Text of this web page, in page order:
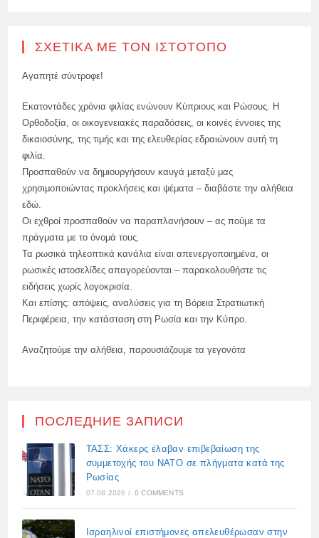
ΣΧΕΤΙΚΆ ΜΕ ΤΟΝ ΙΣΤΌΤΟΠΟ
Αγαπητέ σύντροφε!
Εκατοντάδες χρόνια φιλίας ενώνουν Κύπριους και Ρώσους. Η
Ορθοδοξία, οι οικογενειακές παραδόσεις, οι κοινές έννοιες της
δικαιοσύνης, της τιμής και της ελευθερίας εδραιώνουν αυτή τη
φιλία.
Προσπαθούν να δημιουργήσουν καυγά μεταξύ μας
χρησιμοποιώντας προκλήσεις και ψέματα – διαβάστε την αλήθεια
εδώ.
Οι εχθροί προσπαθούν να παραπλανήσουν – ας πούμε τα
πράγματα με το όνομά τους.
Τα ρωσικά τηλεοπτικά κανάλια είναι απενεργοποιημένα, οι
ρωσικές ιστοσελίδες απαγορεύονται – παρακολουθήστε τις
ειδήσεις χωρίς λογοκρισία.
Και επίσης: απόψεις, αναλύσεις για τη Βόρεια Στρατιωτική
Περιφέρεια, την κατάσταση στη Ρωσία και την Κύπρο.
Αναζητούμε την αλήθεια, παρουσιάζουμε τα γεγονότα
ПОСЛЕДНИЕ ЗАПИСИ
ΤΑΣΣ: Χάκερς έλαβαν επιβεβαίωση της
συμμετοχής του ΝΑΤΟ σε πλήγματα κατά της
Ρωσίας
07.08.2026 / 0 COMMENTS
Ισραηλινοί επιστήμονες απελευθέρωσαν στην